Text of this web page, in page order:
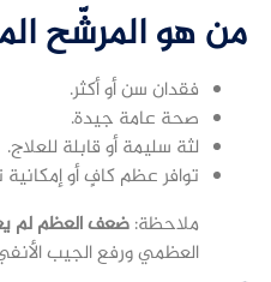
من هو المرشّح
فقدان سن أو أكثر.
صحة عامة جيدة.
لثة سليمة أو قابلة للعلاج.
توافر عظم كافٍ أو
ملاحظة:ضعف العظم لم
العظمي ورفع الجيب